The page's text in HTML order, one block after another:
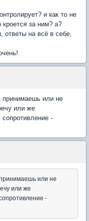
и как то не
кроется за ним? а?
ответы на всё в себе,
принимаешь или не
или же
-
или не
или же
-